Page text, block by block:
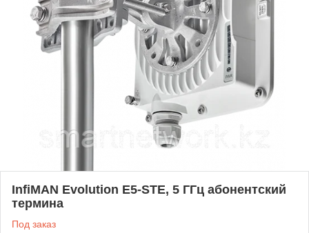
InfiMAN Evolution E5-STE, 5 ГГц абонентский
термина
Под заказ